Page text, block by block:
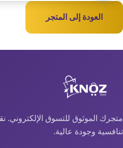
وصل حديثاً
خصومات
العودة إلى المتجر
متجرك الموثوق للتسوق الإلكتروني.
تنافسية وجودة عالية.